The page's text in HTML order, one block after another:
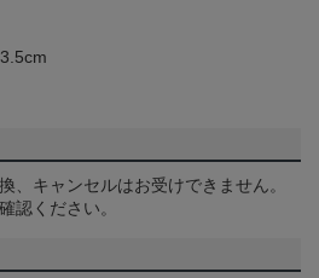
、キャンセルはお受けできません。
認ください。